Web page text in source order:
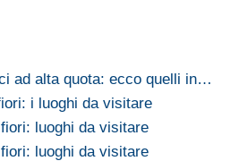
ad alta quota: ecco quelli in…
i luoghi da visitare
luoghi da visitare
luoghi da visitare